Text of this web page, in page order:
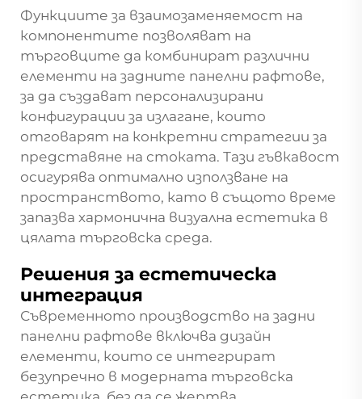
Функциите за взаимозаменяемост на
компонентите позволяват на
търговците да комбинират различни
елементи на задните панелни рафтове,
за да създават персонализирани
конфигурации за излагане, които
отговарят на конкретни стратегии за
представяне на стоката. Тази гъвкавост
осигурява оптимално използване на
пространството, като в същото време
запазва хармонична визуална естетика в
цялата търговска среда.
Решения за естетическа
интеграция
Съвременното производство на задни
панелни рафтове включва дизайн
елементи, които се интегрират
безупречно в модерната търговска